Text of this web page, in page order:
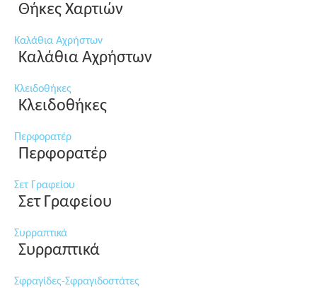
Θήκες Χαρτιών
Καλάθια Αχρήστων
Καλάθια Αχρήστων
Κλειδοθήκες
Κλειδοθήκες
Περφορατέρ
Περφορατέρ
Σετ Γραφείου
Σετ Γραφείου
Συρραπτικά
Συρραπτικά
Σφραγίδες-Σφραγιδοστάτες